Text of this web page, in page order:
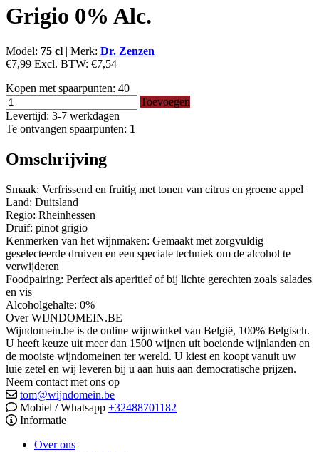
Grigio 0% Alc.
Model: 75 cl | Merk: Dr. Zenzen
€7,99 Excl. BTW: €7,54
Kopen met spaarpunten: 40
Toevoegen
Levertijd: 3-7 werkdagen
Te ontvangen spaarpunten: 1
Omschrijving
Smaak: Verfrissend en fruitig met tonen van citrus en groene appel
Land: Duitsland
Regio: Rheinhessen
Druif: pinot grigio
Kenmerken van het wijnmaken: Gemaakt met zorgvuldig
geselecteerde druiven en een speciale techniek om de alcohol te
verwijderen
Foodpairing: Perfect als aperitief of bij lichte gerechten zoals salades
en vis
Alcoholgehalte: 0%
Over WIJNDOMEIN.BE
Wijndomein.be is de online wijnwinkel van België, 100% Belgisch.
U heeft keuze uit meer dan 1500 wijnen uit boeiende wijnlanden en
de mooiste wijndomeinen ter wereld. U kiest en koopt vanuit uw
luie zetel en wij leveren bij u aan huis aan democratische prijzen.
Neem contact met ons op
tom@wijndomein.be
Mobiel / Whatsapp +32488701182
Informatie
Over ons